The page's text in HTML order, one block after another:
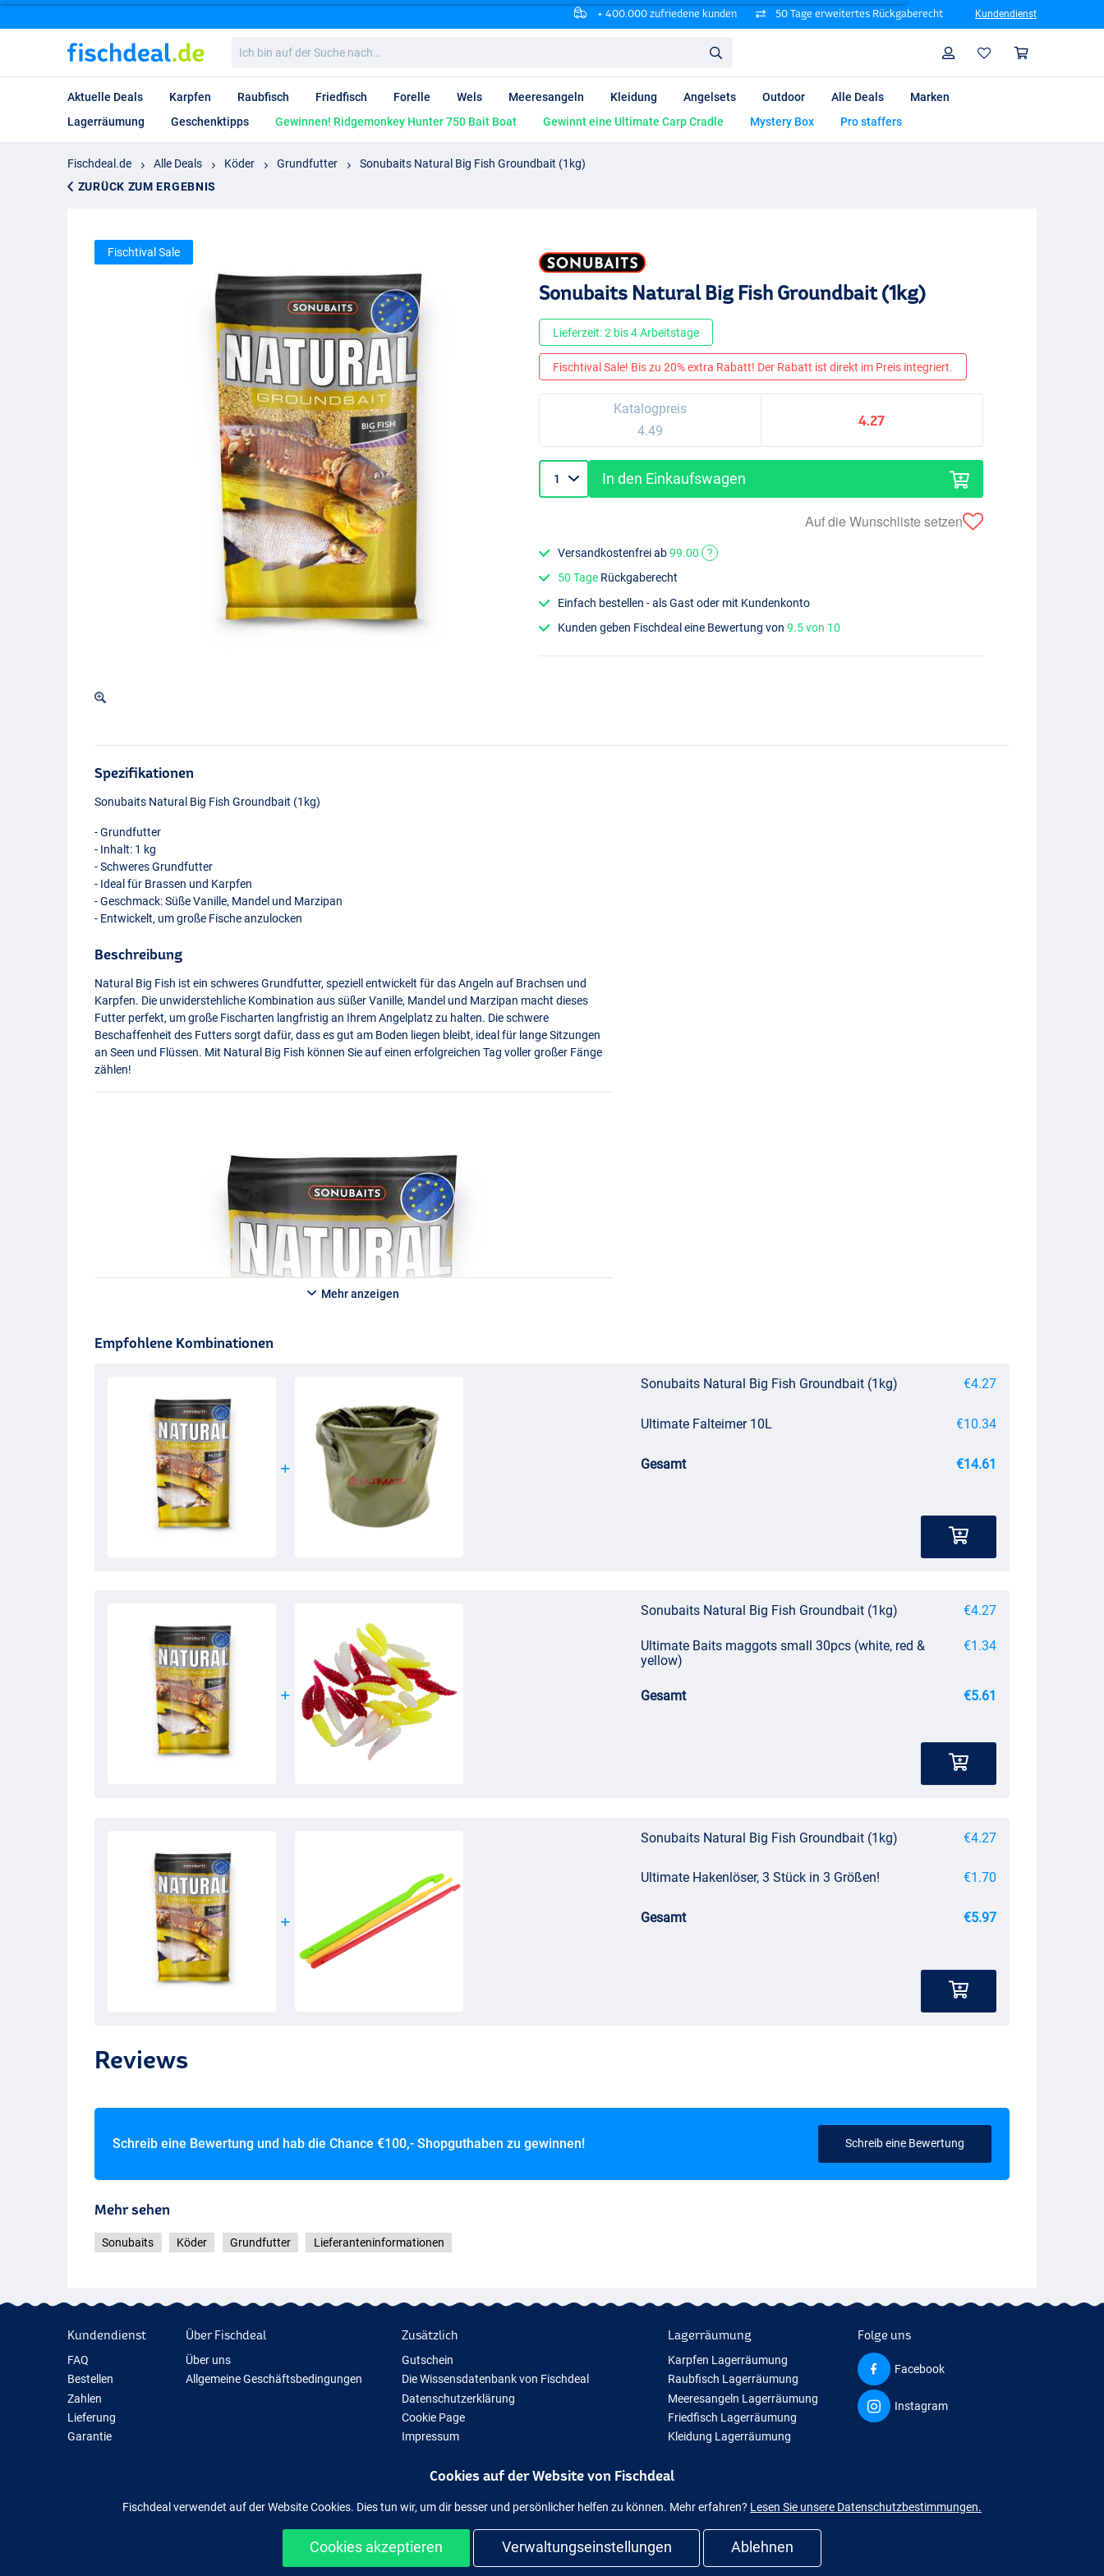
+ 400.000 zufriedene kunden 50 Tage erweitertes Rückgaberecht Kundendienst
bin
auf
Suche
nach…
Profil
Aktuelle Deals Karpfen Raubfisch Friedfisch Forelle Wels Meeresangeln Kleidung Angelsets Outdoor Alle Deals
Marken
Lagerräumung
Geschenktipps Gewinnen! Ridgemonkey Hunter 750 Bait Boat Gewinnt eine Ultimate Carp Cradle Mystery Box Pro staffers
Fischdeal.de Alle Deals Köder Grundfutter
Sonubaits Natural Big Fish Groundbait (1kg)
ZURÜCK ZUM ERGEBNIS
Fischtival Sale
Sonubaits Natural Big Fish Groundbait (1kg)
Lieferzeit: 2 bis 4 Arbeitstage
Fischtival Sale! Bis zu 20% extra Rabatt! Der Rabatt ist direkt im Preis integriert.
Katalogpreis
4.49
4.27
In den Einkaufswagen
Auf die Wunschliste setzen
Versandkostenfrei ab99.00
?
50 Tage Rückgaberecht
Einfach bestellen - als Gast oder mit Kundenkonto
Kunden geben Fischdeal eine Bewertung von9.5 von 10
Spezifikationen
Sonubaits Natural Big Fish Groundbait (1kg)
- Grundfutter
- Inhalt: 1 kg
- Schweres Grundfutter
- Ideal für Brassen und Karpfen
- Geschmack: Süße Vanille, Mandel und Marzipan
- Entwickelt, um große Fische anzulocken
Beschreibung
Natural Big Fish ist ein schweres Grundfutter, speziell entwickelt für das Angeln auf Brachsen und
Karpfen. Die unwiderstehliche Kombination aus süßer Vanille, Mandel und Marzipan macht dieses
Futter perfekt, um große Fischarten langfristig an Ihrem Angelplatz zu halten. Die schwere
Beschaffenheit des Futters sorgt dafür, dass es gut am Boden liegen bleibt, ideal für lange Sitzungen
an Seen und Flüssen. Mit Natural Big Fish können Sie auf einen erfolgreichen Tag voller großer Fänge
zählen!
Mehr anzeigen
Empfohlene Kombinationen
Sonubaits Natural Big Fish Groundbait (1kg) €4.27
Ultimate Falteimer 10L €10.34
Gesamt €14.61
Sonubaits Natural Big Fish Groundbait (1kg) €4.27
Ultimate Baits maggots small 30pcs (white, red &
yellow)
€1.34
Gesamt €5.61
Sonubaits Natural Big Fish Groundbait (1kg) €4.27
Ultimate Hakenlöser, 3 Stück in 3 Größen! €1.70
Gesamt €5.97
Reviews
Schreib eine Bewertung und hab die Chance €100,- Shopguthaben zu gewinnen! Schreib eine Bewertung
Mehr sehen
Sonubaits Köder Grundfutter Lieferanteninformationen
Kundendienst
FAQ
Bestellen
Zahlen
Lieferung
Garantie
Über Fischdeal
Über uns
Allgemeine Geschäftsbedingungen
Zusätzlich
Gutschein
Die Wissensdatenbank von Fischdeal
Datenschutzerklärung
Cookie Page
Impressum
Neue Angelausrüstung
Lagerräumung
Karpfen Lagerräumung
Raubfisch Lagerräumung
Meeresangeln Lagerräumung
Friedfisch Lagerräumung
Kleidung Lagerräumung
Folge uns
Facebook
Instagram
Einfach und sicher shoppen
Cookies auf der Website von Fischdeal
Fischdeal verwendet auf der Website Cookies. Dies tun wir, um dir besser und persönlicher helfen zu können. Mehr erfahren? Lesen Sie unsere Datenschutzbestimmungen.
Cookies akzeptieren Verwaltungseinstellungen Ablehnen